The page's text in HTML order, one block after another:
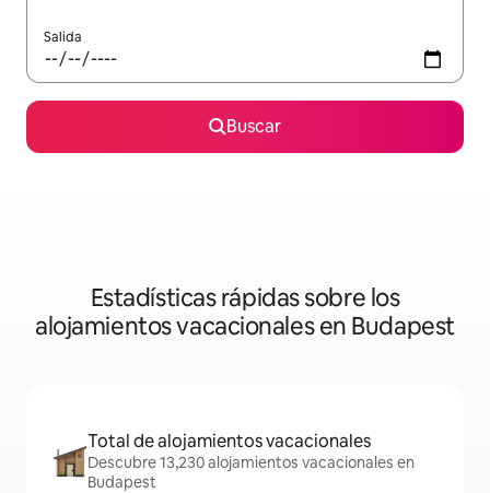
Salida
Buscar
Estadísticas rápidas sobre los
alojamientos vacacionales en Budapest
Total de alojamientos vacacionales
Descubre 13,230 alojamientos vacacionales en
Budapest